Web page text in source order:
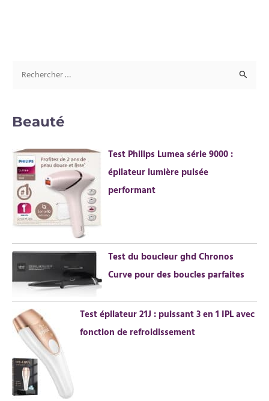
h
r
Beauté
Test Philips Lumea série 9000 :
épilateur lumière pulsée
performant
Test du boucleur ghd Chronos
Curve pour des boucles parfaites
Test épilateur 21J : puissant 3 en 1 IPL avec
fonction de refroidissement